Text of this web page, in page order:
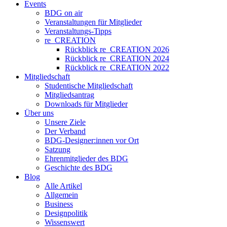
Events
BDG on air
Veranstaltungen für Mitglieder
Veranstaltungs-Tipps
re_CREATION
Rückblick re_CREATION 2026
Rückblick re_CREATION 2024
Rückblick re_CREATION 2022
Mitgliedschaft
Studentische Mitgliedschaft
Mitgliedsantrag
Downloads für Mitglieder
Über uns
Unsere Ziele
Der Verband
BDG-Designer:innen vor Ort
Satzung
Ehrenmitglieder des BDG
Geschichte des BDG
Blog
Alle Artikel
Allgemein
Business
Designpolitik
Wissenswert